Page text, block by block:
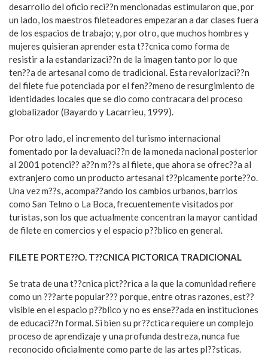
desarrollo del oficio reci??n mencionadas estimularon que, por
un lado, los maestros fileteadores empezaran a dar clases fuera
de los espacios de trabajo; y, por otro, que muchos hombres y
mujeres quisieran aprender esta t??cnica como forma de
resistir a la estandarizaci??n de la imagen tanto por lo que
ten??a de artesanal como de tradicional. Esta revalorizaci??n
del filete fue potenciada por el fen??meno de resurgimiento de
identidades locales que se dio como contracara del proceso
globalizador (Bayardo y Lacarrieu, 1999).
Por otro lado, el incremento del turismo internacional
fomentado por la devaluaci??n de la moneda nacional posterior
al 2001 potenci?? a??n m??s al filete, que ahora se ofrec??a al
extranjero como un producto artesanal t??picamente porte??o.
Una vez m??s, acompa??ando los cambios urbanos, barrios
como San Telmo o La Boca, frecuentemente visitados por
turistas, son los que actualmente concentran la mayor cantidad
de filete en comercios y el espacio p??blico en general.
FILETE PORTE??O. T??CNICA PICTORICA TRADICIONAL
Se trata de una t??cnica pict??rica a la que la comunidad refiere
como un ???arte popular??? porque, entre otras razones, est??
visible en el espacio p??blico y no es ense??ada en instituciones
de educaci??n formal. Si bien su pr??ctica requiere un complejo
proceso de aprendizaje y una profunda destreza, nunca fue
reconocido oficialmente como parte de las artes pl??sticas.